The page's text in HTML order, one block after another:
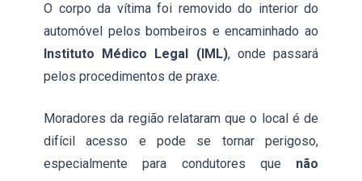
O corpo da vítima foi removido do interior do
automóvel pelos bombeiros e encaminhado ao
Instituto Médico Legal (IML), onde passará
pelos procedimentos de praxe.
Moradores da região relataram que o local é de
difícil acesso e pode se tornar perigoso,
especialmente para condutores que não